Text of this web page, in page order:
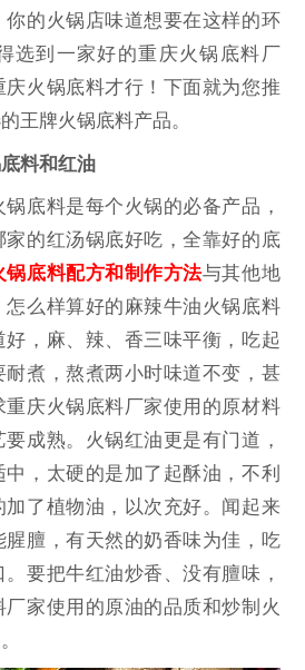
的火锅店味道想要在这样的环
选到一家好的重庆火锅底料厂
火锅底料才行！下面就为您推
王牌火锅底料产品。
料和红油
料是每个火锅的必备产品，
的红汤锅底好吃，全靠好的底
锅底料配方和制作方法与其他地
么样算好的麻辣牛油火锅底料
，麻、辣、香三味平衡，吃起
煮，熬煮两小时味道不变，甚
重庆火锅底料厂家使用的原材料
成熟。火锅红油更是有门道，
，太硬的是加了起酥油，不利
了植物油，以次充好。闻起来
膻，有天然的奶香味为佳，吃
要把牛红油炒香、没有膻味，
家使用的原油的品质和炒制火